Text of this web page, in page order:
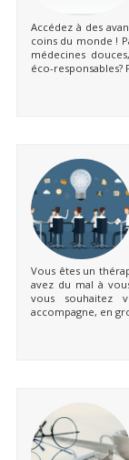
Accédez à des
coins du monde !
médecines
éco-responsables?
Vous êtes un
avez du mal à
vous souhaitez
accompagne, en